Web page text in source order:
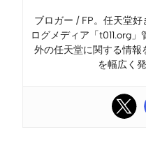
ブロガー / FP。任天堂
ログメディア「t011.org
外の任天堂に関する情報
を幅広く